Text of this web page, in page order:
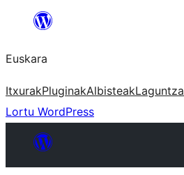
Euskara
ItxurakPluginakAlbisteakLaguntza
Lortu WordPress